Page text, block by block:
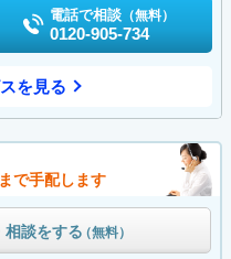
電話で相談 （無料）
0120-905-734
を見る
で手配します
相談をする（無料）